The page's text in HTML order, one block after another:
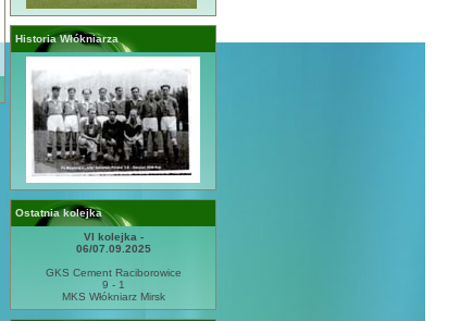
Historia Włókniarza
Ostatnia kolejka
VI kolejka -
06/07.09.2025
GKS Cement Raciborowice
9 - 1
MKS Włókniarz Mirsk